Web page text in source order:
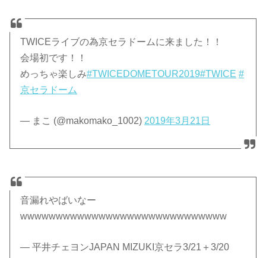
TWICEライブの為京セラドームに来ました！！
会場初です！！
めっちゃ楽しみ#TWICEDOMETOUR2019#TWICE #
京セラドーム
— まこ (@makomako_1002) 2019年3月21日
音漏れやばいなー
wwwwwwwwwwwwwwwwwwwwwwwwwwwww
— 平井チェヨンJAPAN MIZUKI京セラ3/21＋3/20